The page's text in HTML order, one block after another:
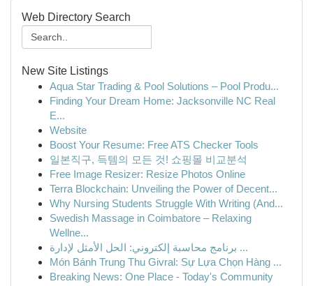
Web Directory Search
New Site Listings
Aqua Star Trading & Pool Solutions – Pool Produ...
Finding Your Dream Home: Jacksonville NC Real
E...
Website
Boost Your Resume: Free ATS Checker Tools
일본직구, 득템의 모든 것! 쇼핑몰 비교분석
Free Image Resizer: Resize Photos Online
Terra Blockchain: Unveiling the Power of Decent...
Why Nursing Students Struggle With Writing (And...
Swedish Massage in Coimbatore – Relaxing
Wellne...
برنامج محاسبة إلكتروني: الحل الأمثل لإدارة ...
Món Bánh Trung Thu Givral: Sự Lựa Chọn Hàng ...
Breaking News: One Place - Today's Community